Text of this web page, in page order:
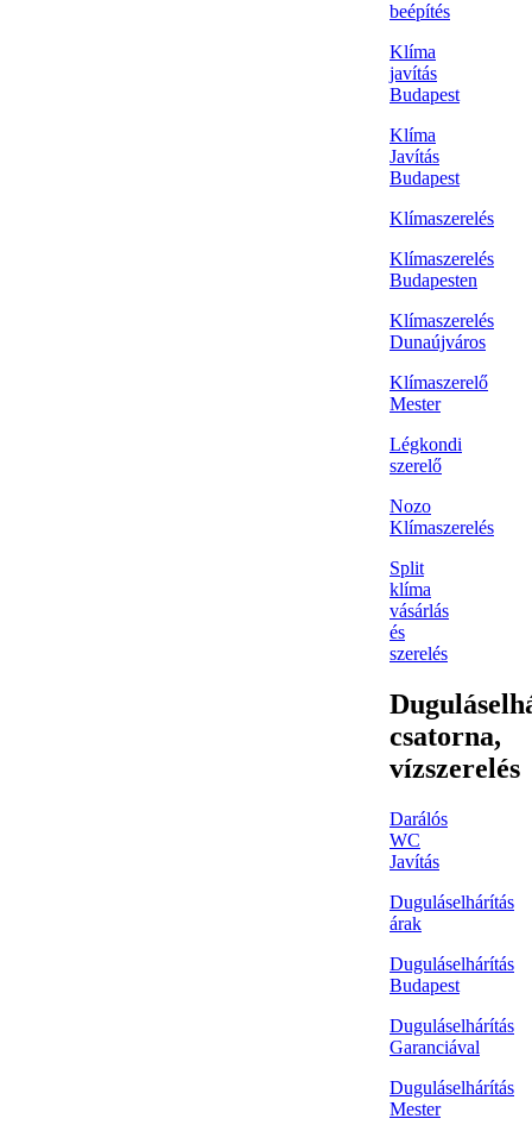
beépítés
Klíma
javítás
Budapest
Klíma
Javítás
Budapest
Klímaszerelés
Klímaszerelés
Budapesten
Klímaszerelés
Dunaújváros
Klímaszerelő
Mester
Légkondi
szerelő
Nozo
Klímaszerelés
Split
klíma
vásárlás
és
szerelés
csatorna,
vízszerelés
Darálós
WC
Javítás
Duguláselhárítás
árak
Duguláselhárítás
Budapest
Duguláselhárítás
Garanciával
Duguláselhárítás
Mester